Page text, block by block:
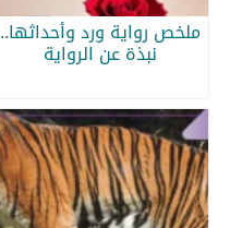
ملخص رواية ورد وأحداثها..
نبذة عن الرواية